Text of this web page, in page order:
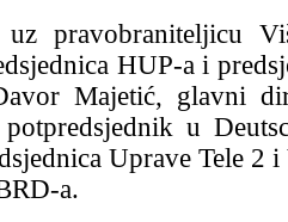
pravobraniteljicu
HUP-a i
Majetić, glavni
u
Uprave Tele 2 i
a.